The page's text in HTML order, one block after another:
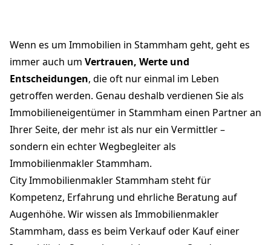
Wenn es um Immobilien in Stammham geht, geht es
immer auch um Vertrauen, Werte und
Entscheidungen, die oft nur einmal im Leben
getroffen werden. Genau deshalb verdienen Sie als
Immobilieneigentümer in Stammham einen Partner an
Ihrer Seite, der mehr ist als nur ein Vermittler –
sondern ein echter Wegbegleiter als
Immobilienmakler Stammham.
City Immobilienmakler Stammham steht für
Kompetenz, Erfahrung und ehrliche Beratung auf
Augenhöhe. Wir wissen als Immobilienmakler
Stammham, dass es beim Verkauf oder Kauf einer